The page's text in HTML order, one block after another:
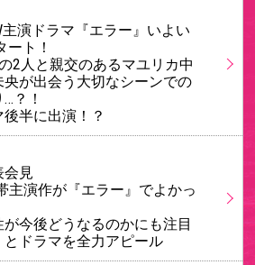
演ドラマ『エラー』いよい
ート！
2人と親交のあるマユリカ中
が出会う大切なシーンでの
？！
半に出演！？
会見
主演作が『エラー』でよかっ
今後どうなるのかにも注目
とドラマを全力アピール